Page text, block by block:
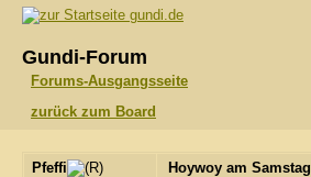
gundi.de
Gundi-Forum
Forums-Ausgangsseite
zurück zum Board
Pfeffi Hoywoy am Samstag